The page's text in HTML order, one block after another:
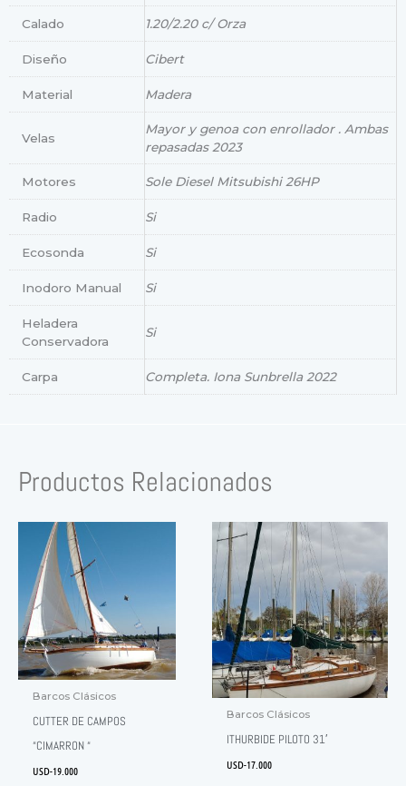
Calado 1.20/2.20 c/ Orza
Diseño Cibert
Material Madera
Velas
Mayor y genoa con enrollador . Ambas
repasadas 2023
Motores Sole Diesel Mitsubishi 26HP
Radio Si
Ecosonda Si
Inodoro Manual Si
Heladera
Conservadora
Si
Carpa Completa. Iona Sunbrella 2022
Productos Relacionados
Barcos Clásicos
CUTTER DE CAMPOS
“CIMARRON “
USD-19.000
Barcos Clásicos
ITHURBIDE PILOTO 31′
USD-17.000